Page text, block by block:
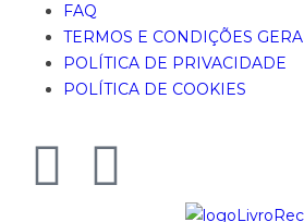
FAQ
TERMOS E CONDIÇÕES
POLÍTICA DE PRIVACIDADE
POLÍTICA DE COOKIES